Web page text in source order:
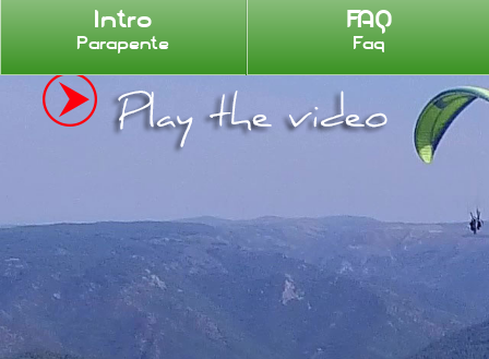
Intro
Parapente
FAQ
Faq